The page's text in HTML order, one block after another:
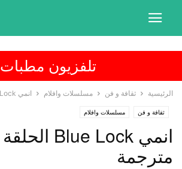
تلفزيون مطبات
الرئيسية ثقافة و فن مسلسلات وافلام انمي Blue Lock الحلقة 13 مترجمة
ثقافة و فن مسلسلات وافلام
مترجمة